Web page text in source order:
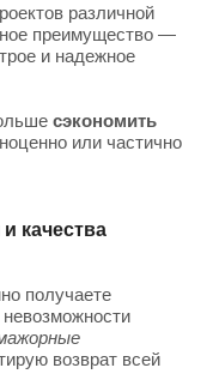
различной
преимущество —
и надежное
сэкономить
или частично
качества
получаете
невозможности
возврат всей